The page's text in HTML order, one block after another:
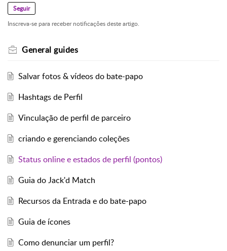
Seguir
Inscreva-se para receber notificações deste artigo.
General guides
Salvar fotos & vídeos do bate-papo
Hashtags de Perfil
Vinculação de perfil de parceiro
criando e gerenciando coleções
Status online e estados de perfil (pontos)
Guia do Jack'd Match
Recursos da Entrada e do bate-papo
Guia de ícones
Como denunciar um perfil?